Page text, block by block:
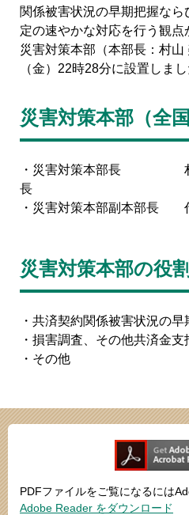
関係被害状況の早期把握な
定の速やかな対応を行う観
災害対策本部（本部長：村山
（金）22時28分に設置しまし
災害対策本部（全
・災害対策本部長 村
長
・災害対策本部副本部長
災害対策本部の役割
・共済契約関係被害状況の早
・損害調査、その他共済金
・その他
PDFファイルをご覧になるには
Adobe Reader をダウンロード